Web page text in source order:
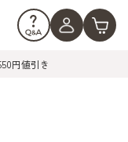
円値引き